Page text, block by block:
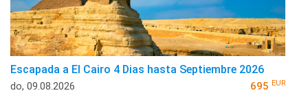
Escapada a El Cairo 4 Dias hasta Septiembre 2026
do, 09.08.2026 695 EUR